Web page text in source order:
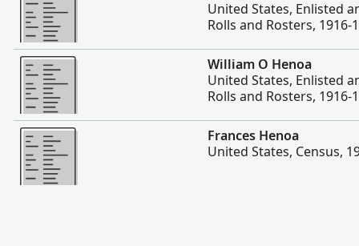
United States, Enlisted
Rolls and Rosters, 1916-
Plis
William O Henoa
United States, Enlisted
Rolls and Rosters, 1916-
Plis
Frances Henoa
United States, Census,